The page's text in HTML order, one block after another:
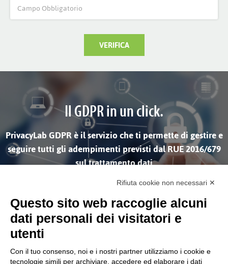
VERIFICA
Il GDPR in un click.
PrivacyLab GDPR è il servizio che ti permette di gestire e
seguire tutti gli adempimenti previsti dal RUE 2016/679
sul trattamento dati
SCOPRI DI PIÙ
Rifiuta cookie non necessari ✕
Questo sito web raccoglie alcuni
dati personali dei visitatori e
utenti
Con il tuo consenso, noi e i nostri partner utilizziamo i cookie e
tecnologie simili per archiviare, accedere ed elaborare i dati